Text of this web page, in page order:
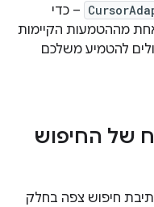
– כדי
מההטמעות הקיימות
להטמיע משלכם
של החיפוש
חיפוש צפה בחלק